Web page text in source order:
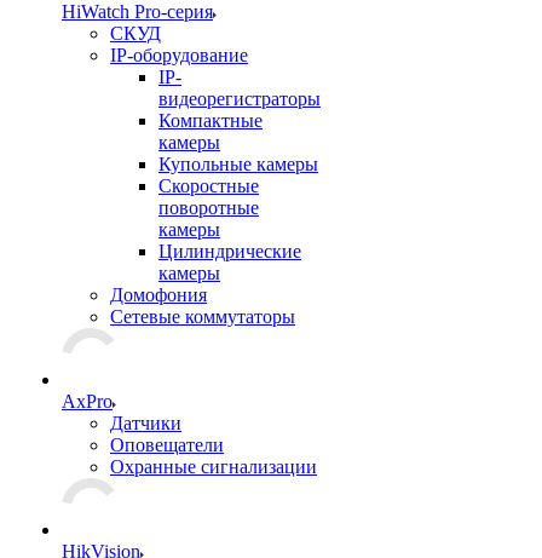
HiWatch Pro-серия
CКУД
IP-оборудование
IP-
видеорегистраторы
Компактные
камеры
Купольные камеры
Скоростные
поворотные
камеры
Цилиндрические
камеры
Домофония
Сетевые коммутаторы
AxPro
Датчики
Оповещатели
Охранные сигнализации
HikVision